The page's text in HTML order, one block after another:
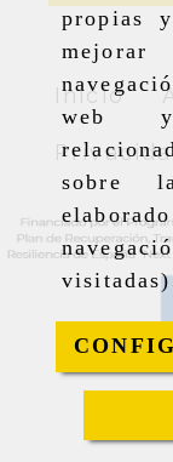
propias
web y
sobre
Inicio